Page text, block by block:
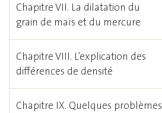
Chapitre VII. La dilatation du
grain de maïs et du mercure
Chapitre VIII. L’explication des
différences de densité
Chapitre IX. Quelques problèmes